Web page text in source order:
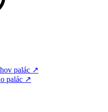
palác ↗
palác ↗